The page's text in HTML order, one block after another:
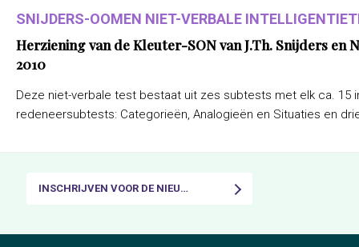
SNIJDERS-OOMEN NIET-VERBALE
Herziening van de Kleuter-SON van J.Th. Snijders en
2010
Deze niet-verbale test bestaat uit zes subtests met elk ca. 15
redeneersubtests: Categorieën, Analogieën en Situaties en
INSCHRIJVEN VOOR DE NIEUWSBRIEF